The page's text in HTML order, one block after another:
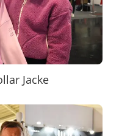
Jacke